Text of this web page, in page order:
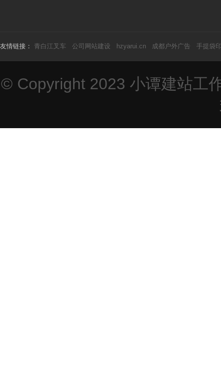
友情链接： 青白江叉车 公司网站建设 hzyarui.cn 成都户外广告 手提袋
© Copyright 2023 小谭建站工